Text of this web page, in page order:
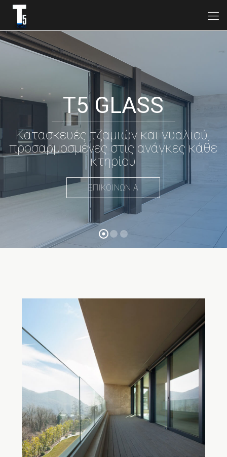
T5 GLASS
ΕΠΙΚΟΙΝΩΝΙΑ
Κατασκευές τζαμιών και γυαλιού,
προσαρμοσμένες στις ανάγκες κάθε
κτηρίου